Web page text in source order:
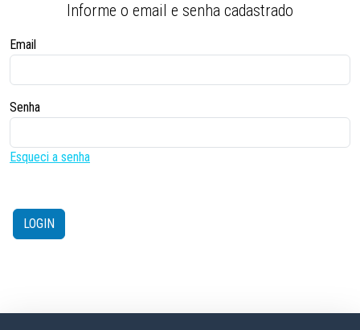
Informe o email e senha cadastrado
Email
Senha
Esqueci a senha
LOGIN